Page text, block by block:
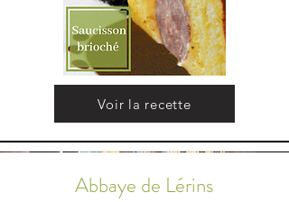
Voir la recette
Abbaye de Lérins